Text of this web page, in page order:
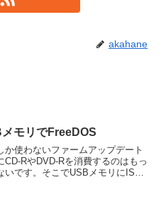
akahane
モリでFreeDOS
か使わないファームアップデート
CD-RやDVD-Rを消費するのはもっ
いです。そこでUSBメモリにISO